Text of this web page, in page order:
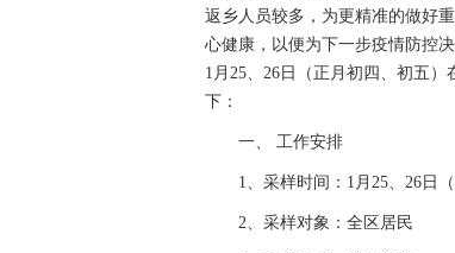
返乡人员较多，为更精准的做好
心健康，以便为下一步疫情防控
1月25、26日（正月初四、初五
下：
一、 工作安排
1、采样时间：1月25、26日（
2、采样对象：全区居民